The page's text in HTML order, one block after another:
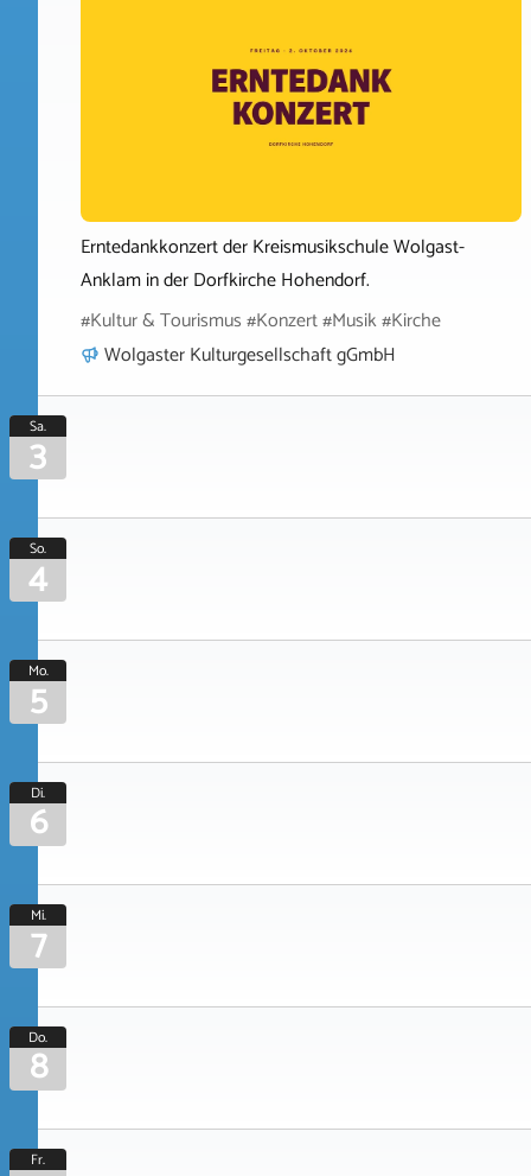
Erntedankkonzert der Kreismusikschule Wolgast-
Anklam in der Dorfkirche Hohendorf.
#Kultur & Tourismus #Konzert #Musik #Kirche
Wolgaster Kulturgesellschaft gGmbH
Sa.
3
So.
4
Mo.
5
Di.
6
Mi.
7
Do.
8
Fr.